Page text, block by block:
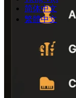
简体中文
繁體中文